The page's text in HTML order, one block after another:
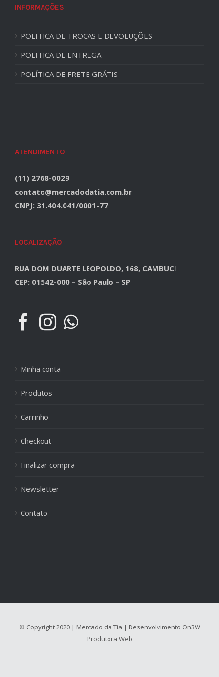
INFORMAÇÕES
POLITICA DE TROCAS E DEVOLUÇÕES
POLITICA DE ENTREGA
POLÍTICA DE FRETE GRÁTIS
ATENDIMENTO
(11) 2768-0029
contato@mercadodatia.com.br
CNPJ: 31.404.041/0001-77
LOCALIZAÇÃO
RUA DOM DUARTE LEOPOLDO, 168, CAMBUCI
CEP: 01542-000 – São Paulo – SP
Minha conta
Produtos
Carrinho
Checkout
Finalizar compra
Newsletter
Contato
© Copyright 2020 | Mercado da Tia | Desenvolvimento On3W
Produtora Web